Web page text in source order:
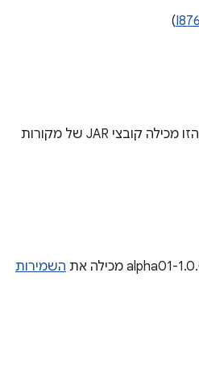
)
מופץ. הגרסה הזו מכילה קובצי JAR של מקורות
השמירות